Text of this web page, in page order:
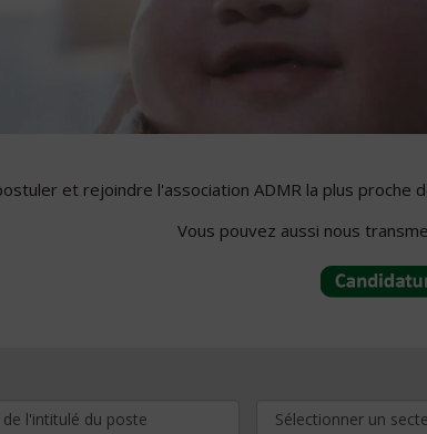
et rejoindre l'association ADMR la plus
Vous pouvez aussi nous